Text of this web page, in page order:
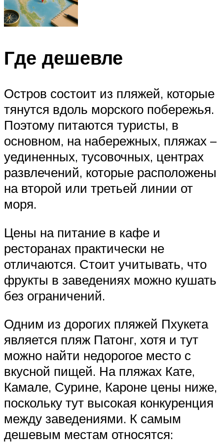
Где дешевле
Остров состоит из пляжей, которые
тянутся вдоль морского побережья.
Поэтому питаются туристы, в
основном, на набережных, пляжах –
уединенных, тусовочных, центрах
развлечений, которые расположены
на второй или третьей линии от
моря.
Цены на питание в кафе и
ресторанах практически не
отличаются. Стоит учитывать, что
фрукты в заведениях можно кушать
без ограничений.
Одним из дорогих пляжей Пхукета
является пляж Патонг, хотя и тут
можно найти недорогое место с
вкусной пищей. На пляжах Кате,
Камале, Сурине, Кароне цены ниже,
поскольку тут высокая конкуренция
между заведениями. К самым
дешевым местам относятся: